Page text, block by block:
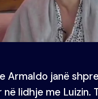
Armaldo janë
në lidhje me Luizin.